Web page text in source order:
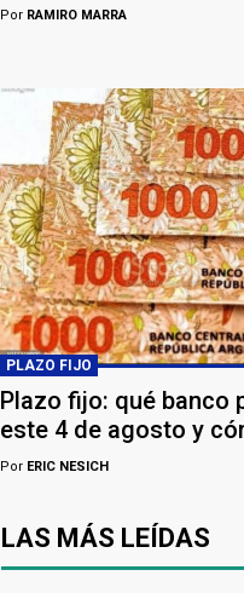
Por RAMIRO MARRA
PLAZO FIJO
Plazo fijo: qué banco
este 4 de agosto y
Por ERIC NESICH
LAS MÁS LEÍDAS